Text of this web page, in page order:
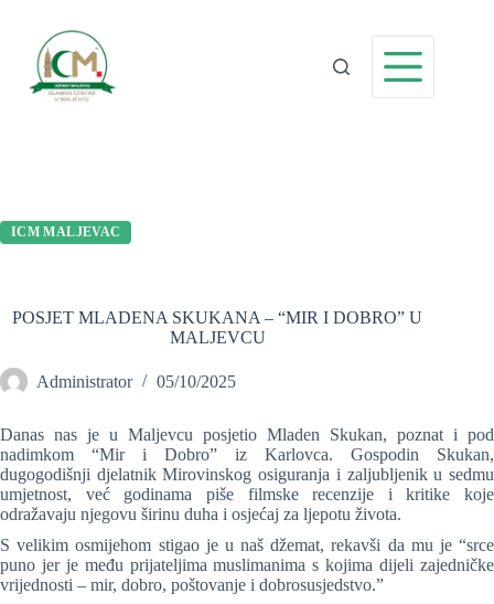
sadržaj
ICM MALJEVAC
POSJET MLADENA SKUKANA – “MIR I DOBRO” U
MALJEVCU
Administrator 05/10/2025
Danas nas je u Maljevcu posjetio Mladen Skukan, poznat i pod
nadimkom “Mir i Dobro” iz Karlovca. Gospodin Skukan,
dugogodišnji djelatnik Mirovinskog osiguranja i zaljubljenik u sedmu
umjetnost, već godinama piše filmske recenzije i kritike koje
odražavaju njegovu širinu duha i osjećaj za ljepotu života.
S velikim osmijehom stigao je u naš džemat, rekavši da mu je “srce
puno jer je među prijateljima muslimanima s kojima dijeli zajedničke
vrijednosti – mir, dobro, poštovanje i dobrosusjedstvo.”